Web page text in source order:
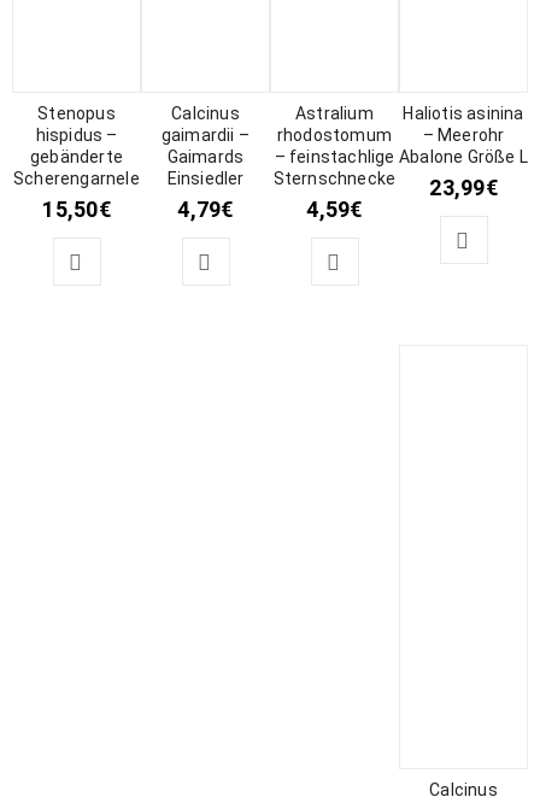
Stenopus
hispidus –
gebänderte
Scherengarnele
15,50€
Calcinus
gaimardii –
Gaimards
Einsiedler
4,79€
Astralium
rhodostomum
– feinstachlige
Sternschnecke
4,59€
Haliotis asinina
– Meerohr
Abalone Größe L
23,99€
Calcinus